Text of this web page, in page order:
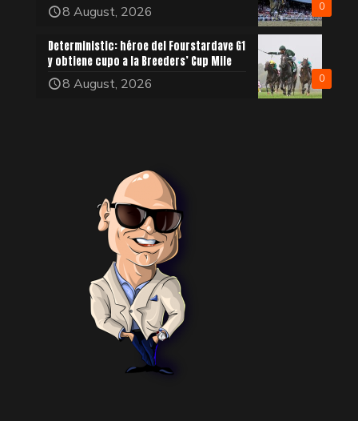
0
8 August, 2026
0
Deterministic: héroe del Fourstardave G1
y obtiene cupo a la Breeders’ Cup Mile
8 August, 2026